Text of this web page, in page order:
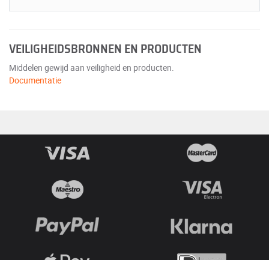
VEILIGHEIDSBRONNEN EN PRODUCTEN
Middelen gewijd aan veiligheid en producten.
Documentatie